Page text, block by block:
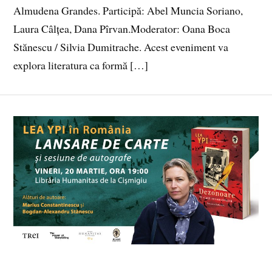
Almudena Grandes. Participă: Abel Muncia Soriano,
Laura Câlțea, Dana Pîrvan.Moderator: Oana Boca
Stănescu / Silvia Dumitrache. Acest eveniment va
explora literatura ca formă […]